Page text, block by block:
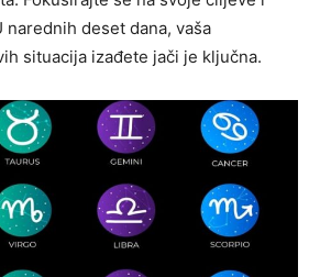
narednih deset dana, vaša
situacija izađete jači je ključna.